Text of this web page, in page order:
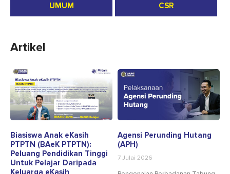
UMUM CSR
Artikel
Biasiswa Anak eKasih
PTPTN (BAeK PTPTN):
Peluang Pendidikan Tinggi
Untuk Pelajar Daripada
Keluarga eKasih
Agensi Perunding Hutang
(APH)
7 Julai 2026